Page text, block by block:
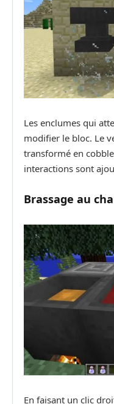
Les enclumes qui
modifier le bloc. Le
transformé en
interactions sont
Brassage au
En faisant un clic